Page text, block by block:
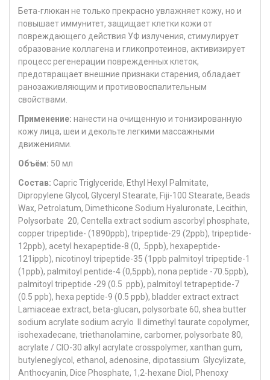
Бета-глюкан не только прекрасно увлажняет кожу, но и
повышает иммунитет, защищает клетки кожи от
повреждающего действия УФ излучения, стимулирует
образование коллагена и гликопротеинов, активизирует
процесс регенерации поврежденных клеток,
предотвращает внешние признаки старения, обладает
ранозаживляющим и противовоспалительным
свойствами.
Применение: нанести на очищенную и тонизированную
кожу лица, шеи и декольте легкими массажными
движениями.
Объём: 50 мл
Состав: Capric Triglyceride, Ethyl Hexyl Palmitate,
Dipropylene Glycol, Glyceryl Stearate, Fiji-100 Stearate, Beads
Wax, Petrolatum, Dimethicone Sodium Hyaluronate, Lecithin,
Polysorbate 20, Centella extract sodium ascorbyl phosphate,
copper tripeptide- (1890ppb), tripeptide-29 (2ppb), tripeptide-
12ppb), acetyl hexapeptide-8 (0, .5ppb), hexapeptide-
121ippb), nicotinoyl tripeptide-35 (1ppb palmitoyl tripeptide-1
(1ppb), palmitoyl pentide-4 (0,5ppb), nona peptide -70.5ppb),
palmitoyl tripeptide -29 (0.5 ppb), palmitoyl tetrapeptide-7
(0.5 ppb), hexa peptide-9 (0.5 ppb), bladder extract extract
Lamiaceae extract, beta-glucan, polysorbate 60, shea butter
sodium acrylate sodium acrylo Il dimethyl taurate copolymer,
isohexadecane, triethanolamine, carbomer, polysorbate 80,
acrylate / CIO-30 alkyl acrylate crosspolymer, xanthan gum,
butyleneglycol, ethanol, adenosine, dipotassium Glycylizate,
Anthocyanin, Dice Phosphate, 1,2-hexane Diol, Phenoxy